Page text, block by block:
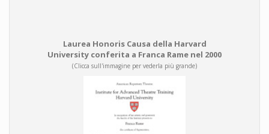
Laurea Honoris Causa della Harvard
University conferita a Franca Rame nel 2000
(Clicca sull'immagine per vederla più grande)